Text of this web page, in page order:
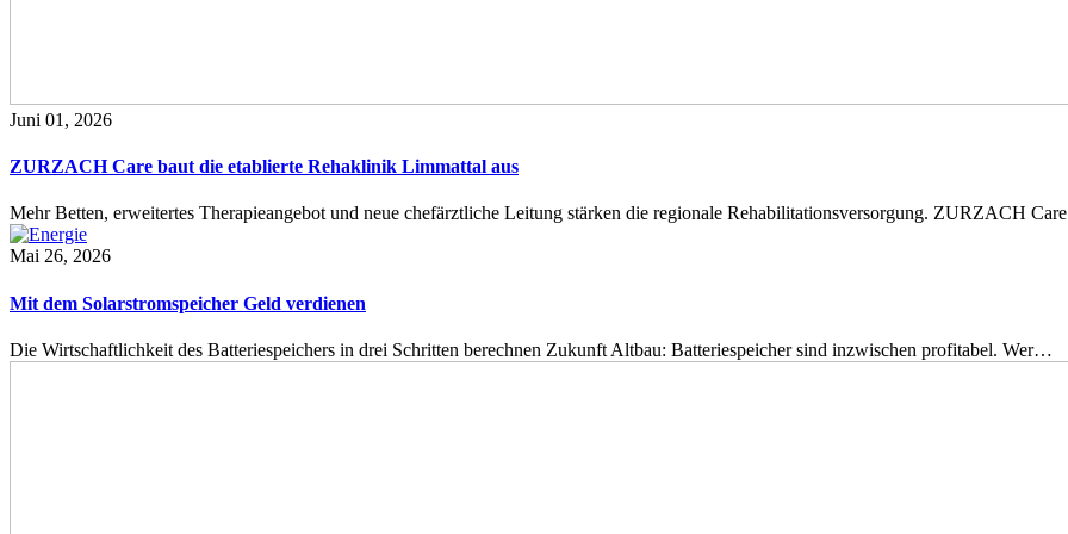
Juni 01, 2026
ZURZACH Care baut die etablierte Rehaklinik Limmattal aus
Mehr Betten, erweitertes Therapieangebot und neue chefärztliche Leitung stärken die regionale Rehabilitationsversorgung. ZURZACH
Mai 26, 2026
Mit dem Solarstromspeicher Geld verdienen
Die Wirtschaftlichkeit des Batteriespeichers in drei Schritten berechnen Zukunft Altbau: Batteriespeicher sind inzwischen profitabel. Wer…